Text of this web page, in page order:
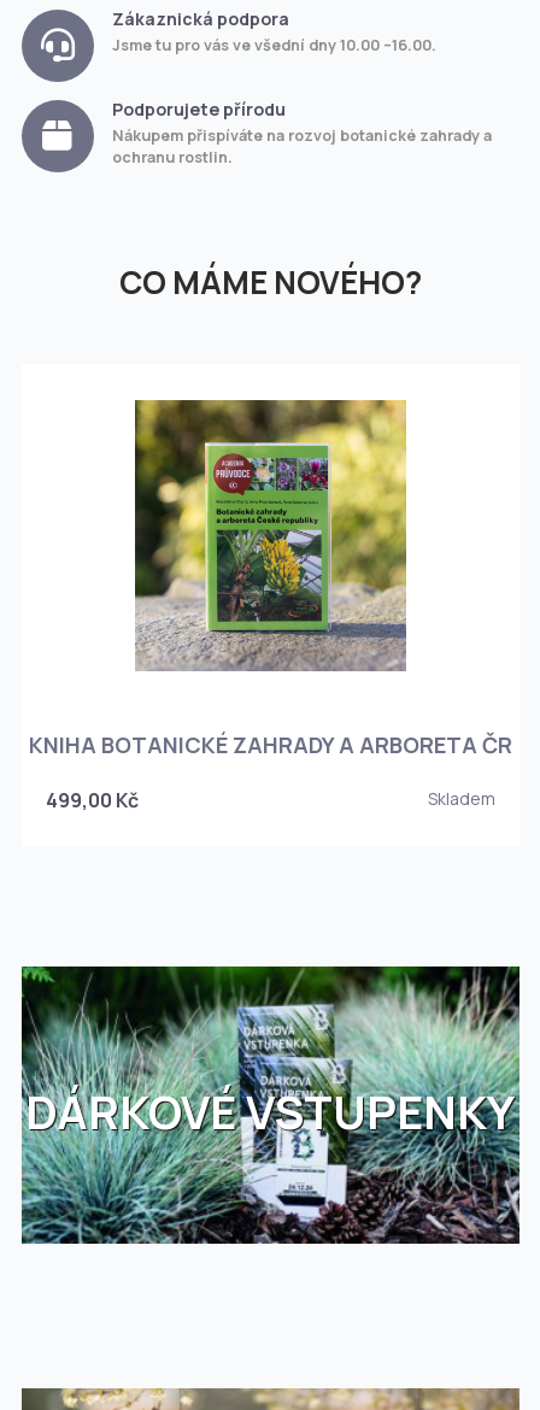
Zákaznická podpora
Jsme tu pro vás ve všední dny 10.00 –16.00.
Podporujete přírodu
Nákupem přispíváte na rozvoj botanické zahrady a
ochranu rostlin.
CO MÁME NOVÉHO?
KNIHA BOTANICKÉ ZAHRADY A ARBORETA ČR
499,00 Kč Skladem
DÁRKOVÉ VSTUPENKY